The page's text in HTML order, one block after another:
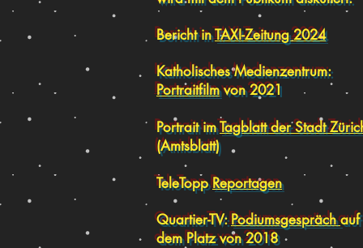
Bericht inTAXI-Zeitung 2024
Katholisches Medienzentrum:
Portraitfilmvon 2021
Portrait imTagblatt der Stadt
(Amtsblatt)
TeleToppReportagen
Quartier-TV:Podiumsgesprächauf
dem Platz von 2018